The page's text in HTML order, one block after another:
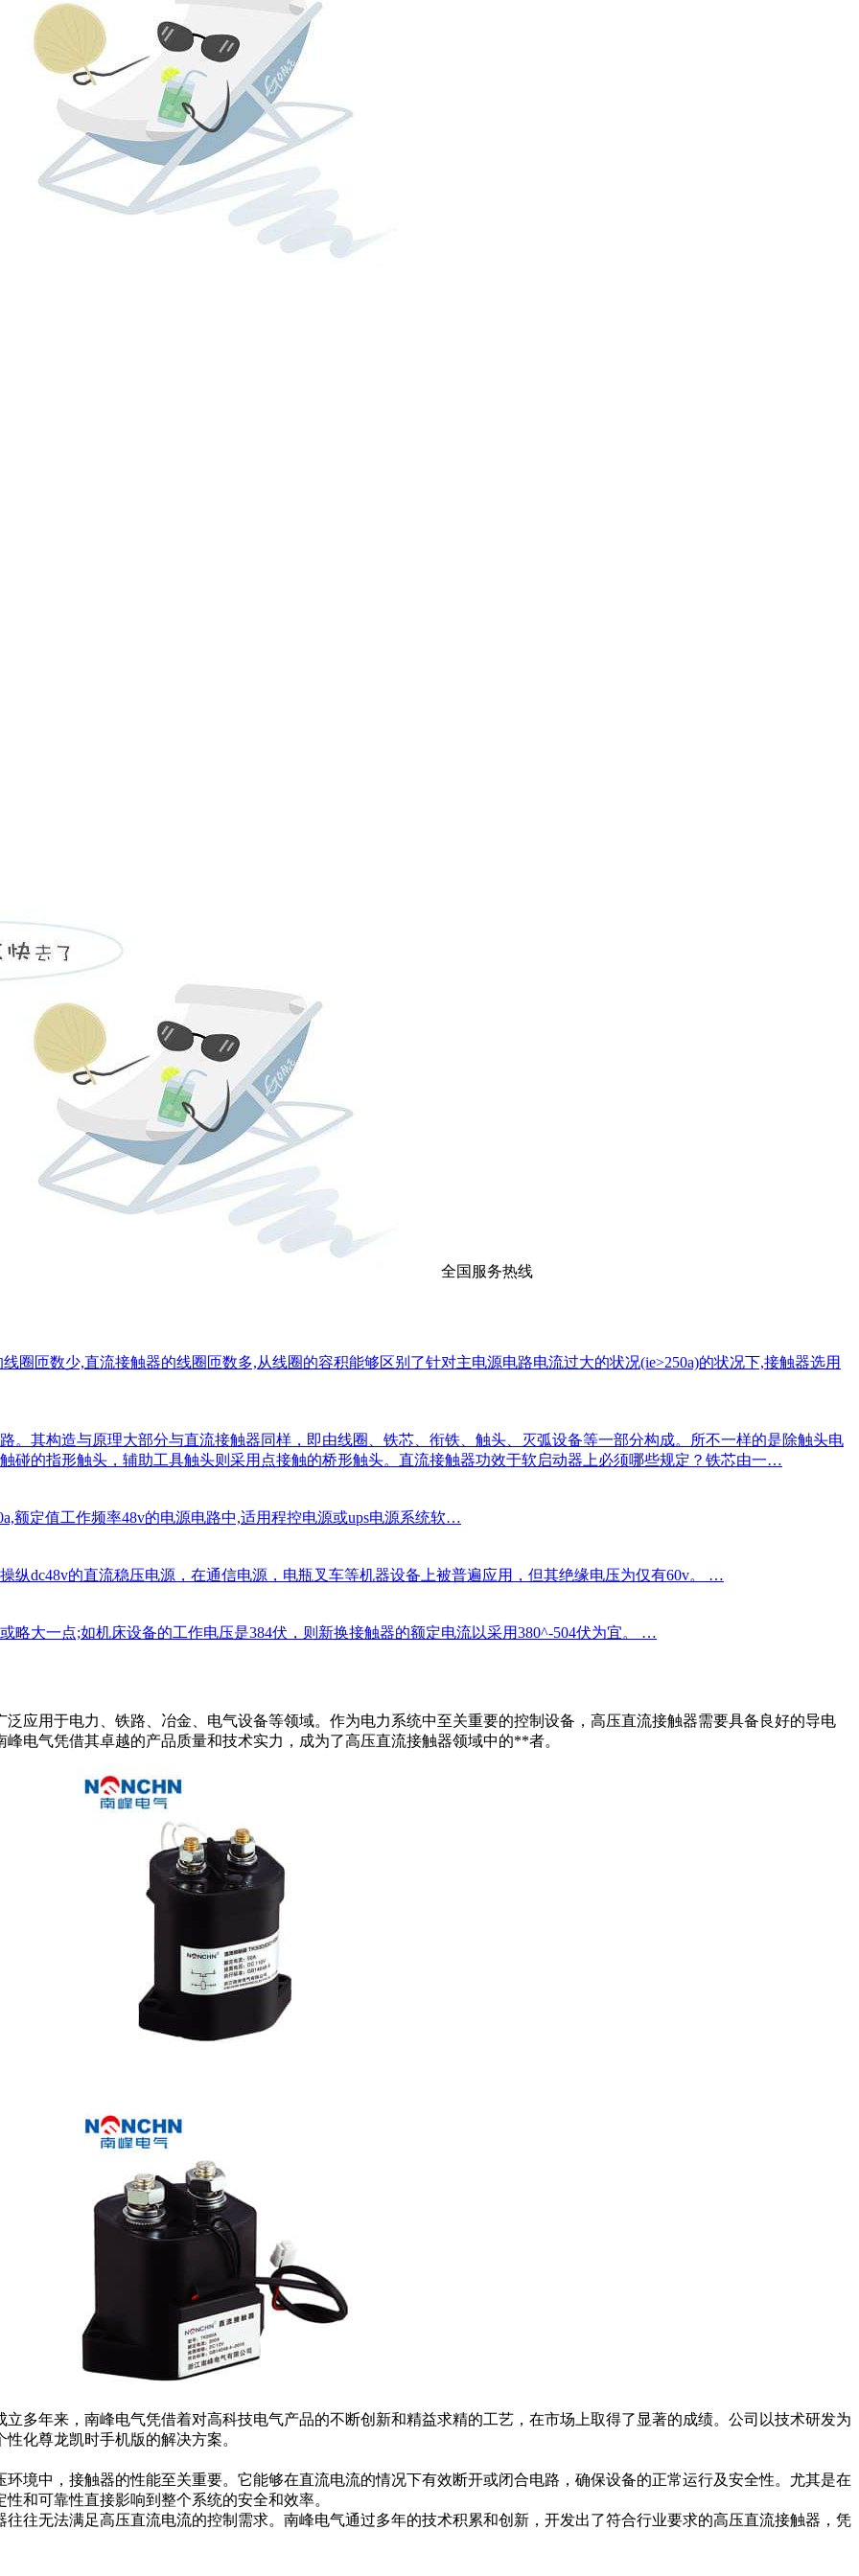
全国服务热线
圈匝数少,直流接触器的线圈匝数多,从线圈的容积能够区别了针对主电源电路电流过大的状况(ie>250a)的状况下,接触器选用
。其构造与原理大部分与直流接触器同样，即由线圈、铁芯、衔铁、触头、灭弧设备等一部分构成。所不一样的是除触头电
碰的指形触头，辅助工具触头则采用点接触的桥形触头。直流接触器功效于软启动器上必须哪些规定？铁芯由一…
额定值工作频率48v的电源电路中,适用程控电源或ups电源系统软…
纵dc48v的直流稳压电源，在通信电源，电瓶叉车等机器设备上被普遍应用，但其绝缘电压为仅有60v。 …
略大一点;如机床设备的工作电压是384伏，则新换接触器的额定电流以采用380^-504伏为宜。 …
用于电力、铁路、冶金、电气设备等领域。作为电力系统中至关重要的控制设备，高压直流接触器需要具备良好的导电
电气凭借其卓越的产品质量和技术实力，成为了高压直流接触器领域中的**者。
年来，南峰电气凭借着对高科技电气产品的不断创新和精益求精的工艺，在市场上取得了显著的成绩。公司以技术研发为
化尊龙凯时手机版的解决方案。
中，接触器的性能至关重要。它能够在直流电流的情况下有效断开或闭合电路，确保设备的正常运行及安全性。尤其是在
和可靠性直接影响到整个系统的安全和效率。
无法满足高压直流电流的控制需求。南峰电气通过多年的技术积累和创新，开发出了符合行业要求的高压直流接触器，凭